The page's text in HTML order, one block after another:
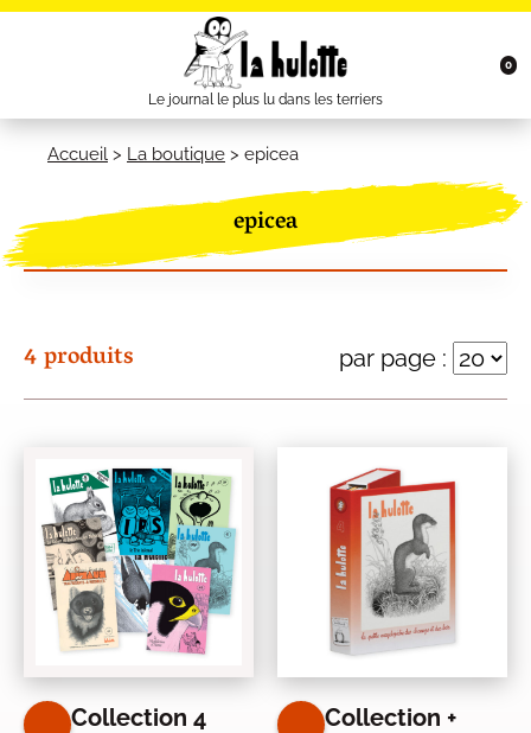
Le journal le plus lu dans les terriers
0
Accueil > La boutique > epicea
epicea
4 produits par page :
Collection 4
Collection +